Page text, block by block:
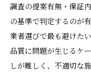
調査の提案有無・保証
の基準で判定するのが有
業者選びで最も避けた
品質に問題が生じるケ
しが難しく、不適切な